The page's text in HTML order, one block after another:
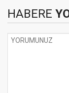
HABERE